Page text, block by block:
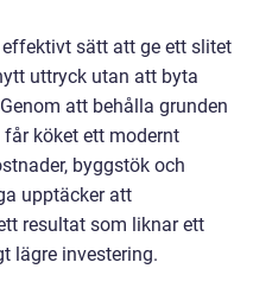
sätt att ge ett slitet
uttryck utan att byta
att behålla grunden
köket ett modernt
byggstök och
upptäcker att
resultat som liknar ett
lägre investering.